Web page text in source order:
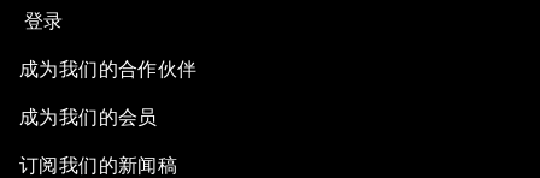
登录
成为我们的合作伙伴
成为我们的会员
订阅我们的新闻稿